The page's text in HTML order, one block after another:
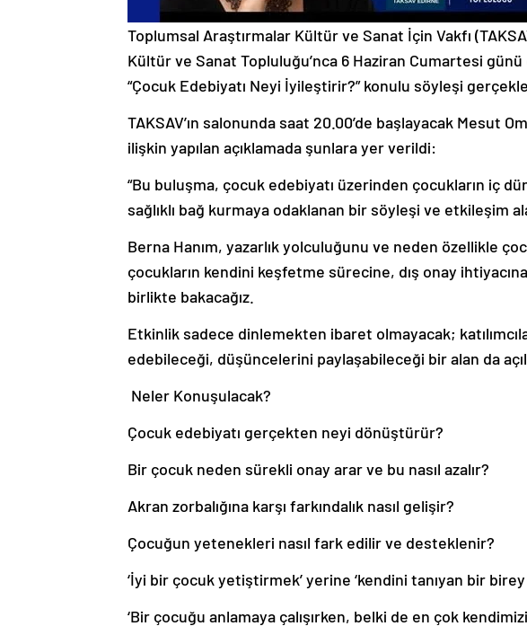
Toplumsal Araştırmalar Kültür ve Sanat İçin Vakfı
Kültür ve Sanat Topluluğu’nca 6 Haziran Cumartesi
“Çocuk Edebiyatı Neyi İyileştirir?” konulu söyleşi
TAKSAV’ın salonunda saat 20.00’de başlayacak Mesut
ilişkin yapılan açıklamada şunlara yer verildi:
“Bu buluşma, çocuk edebiyatı üzerinden çocukların iç
sağlıklı bağ kurmaya odaklanan bir söyleşi ve etkileşim
Berna Hanım, yazarlık yolculuğunu ve neden özellikle
çocukların kendini keşfetme sürecine, dış onay
birlikte bakacağız.
Etkinlik sadece dinlemekten ibaret olmayacak;
edebileceği, düşüncelerini paylaşabileceği bir alan da
Neler Konuşulacak?
Çocuk edebiyatı gerçekten neyi dönüştürür?
Bir çocuk neden sürekli onay arar ve bu nasıl azalır?
Akran zorbalığına karşı farkındalık nasıl gelişir?
Çocuğun yetenekleri nasıl fark edilir ve desteklenir?
‘İyi bir çocuk yetiştirmek’ yerine ‘kendini tanıyan bir
‘Bir çocuğu anlamaya çalışırken, belki de en çok kendimizi